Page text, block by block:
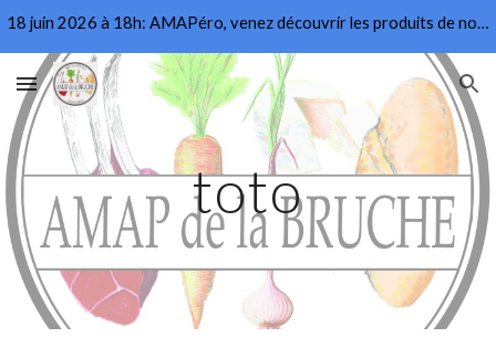
18 juin 2026 à 18h: AMAPéro, venez découvrir les produits de nos producteurs
toto